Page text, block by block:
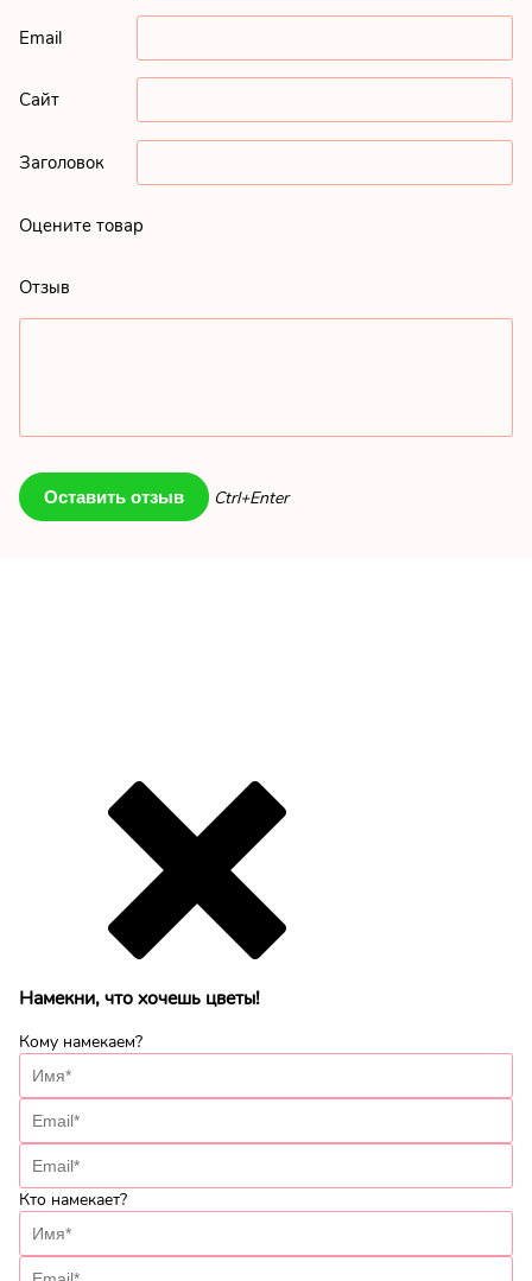
Email
Сайт
Заголовок
Оцените товар
Отзыв
Ctrl+Enter
Намекни, что хочешь цветы!
Кому намекаем?
Кто намекает?